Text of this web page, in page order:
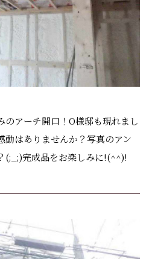
のアーチ開口！O様邸も現れまし
動はありませんか？写真のアン
(;_;)完成品をお楽しみに!(^^)!